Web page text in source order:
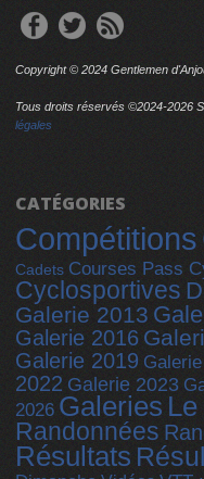
Copyright © 2024 Gentlemen
Tous droits réservés ©2024-2026
légales
CATÉGORIES
Compétitions
Cadets Courses Pass
Cyclosportives
Galerie 2013
Galerie 2016
Galerie 2019
2022 Galerie 2023
2026 Galeries
Randonnées
Résultats